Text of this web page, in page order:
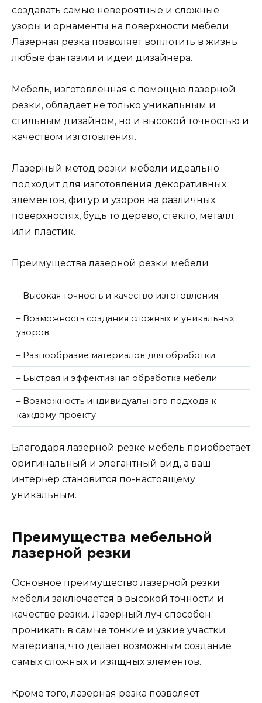
создавать самые невероятные и сложные
узоры и орнаменты на поверхности мебели.
Лазерная резка позволяет воплотить в жизнь
любые фантазии и идеи дизайнера.
Мебель, изготовленная с помощью лазерной
резки, обладает не только уникальным и
стильным дизайном, но и высокой точностью и
качеством изготовления.
Лазерный метод резки мебели идеально
подходит для изготовления декоративных
элементов, фигур и узоров на различных
поверхностях, будь то дерево, стекло, металл
или пластик.
Преимущества лазерной резки мебели
– Высокая точность и качество изготовления
– Возможность создания сложных и уникальных
узоров
– Разнообразие материалов для обработки
– Быстрая и эффективная обработка мебели
– Возможность индивидуального подхода к
каждому проекту
Благодаря лазерной резке мебель приобретает
оригинальный и элегантный вид, а ваш
интерьер становится по-настоящему
уникальным.
Преимущества мебельной
лазерной резки
Основное преимущество лазерной резки
мебели заключается в высокой точности и
качестве резки. Лазерный луч способен
проникать в самые тонкие и узкие участки
материала, что делает возможным создание
самых сложных и изящных элементов.
Кроме того, лазерная резка позволяет